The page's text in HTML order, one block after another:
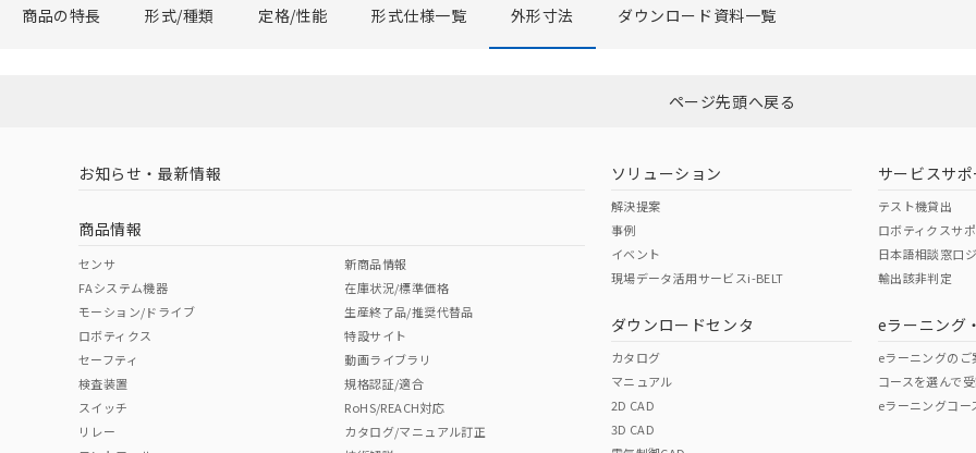
商品の特長 形式/種類 定格/性能 形式仕様一覧 外形寸法 ダウンロード資料一覧
ページ先頭へ戻る
お知らせ・最新情報
商品情報
センサ
FAシステム機器
モーション/ドライブ
ロボティクス
セーフティ
検査装置
スイッチ
リレー
新商品情報
在庫状況/標準価格
生産終了品/推奨代替品
特設サイト
動画ライブラリ
規格認証/適合
RoHS/REACH対応
カタログ/マニュアル訂正
ソリューション
解決提案
事例
イベント
現場データ活用サービスi-BELT
ダウンロードセンタ
カタログ
マニュアル
2D CAD
3D CAD
サービスサポ
テスト機貸出
ロボティクスサ
日本語相談窓口
輸出該非判定
eラーニング
eラーニングのご
コースを選んで
eラーニングコー